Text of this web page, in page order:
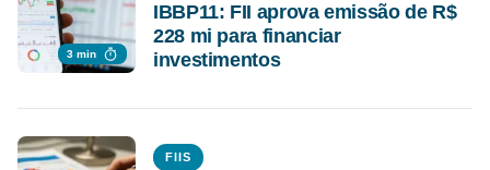
3 min
IBBP11: FII aprova emissão de R$
228 mi para financiar
investimentos
FIIS